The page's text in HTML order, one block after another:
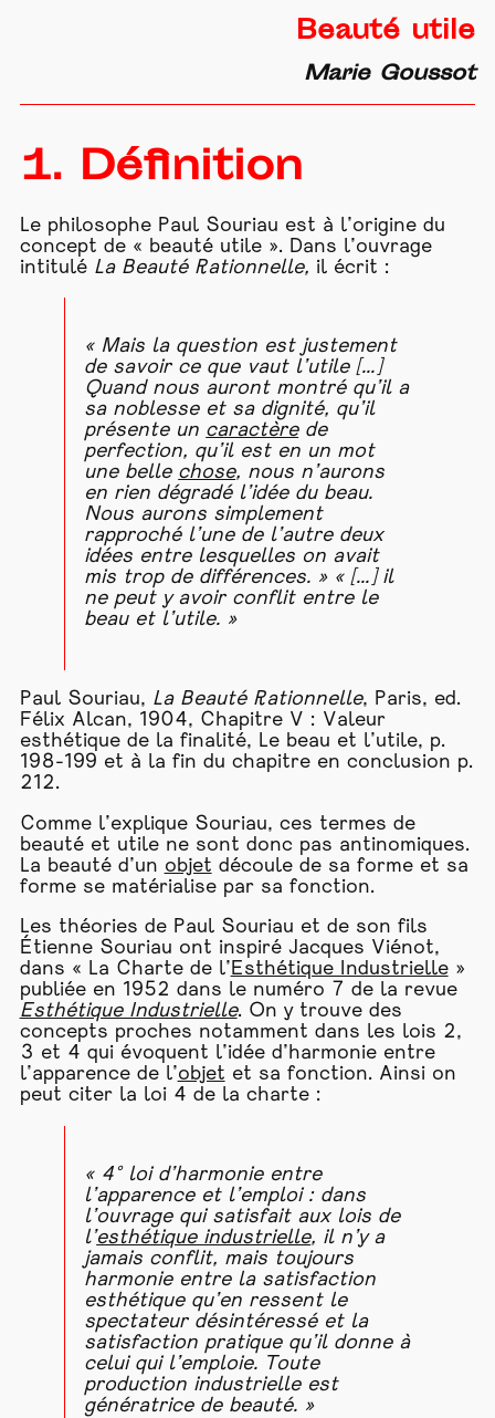
1. Définition
Le philosophe Paul Souriau est à l’origine du
concept de « beauté utile ». Dans l’ouvrage
intitulé La Beauté Rationnelle, il écrit :
« Mais la question est justement
de savoir ce que vaut l’utile [...]
Quand nous auront montré qu’il a
sa noblesse et sa dignité, qu’il
présente un caractèrede
perfection, qu’il est en un mot
une belle chose, nous n’aurons
en rien dégradé l’idée du beau.
Nous aurons simplement
rapproché l’une de l’autre deux
idées entre lesquelles on avait
mis trop de différences. » « [...] il
ne peut y avoir conflit entre le
beau et l’utile. »
Paul Souriau, La Beauté Rationnelle, Paris, ed.
Félix Alcan, 1904, Chapitre V : Valeur
esthétique de la finalité, Le beau et l’utile, p.
198-199 et à la fin du chapitre en conclusion p.
212.
Comme l’explique Souriau, ces termes de
beauté et utile ne sont donc pas antinomiques.
La beauté d’un objet découle de sa forme et sa
forme se matérialise par sa fonction.
Les théories de Paul Souriau et de son fils
Étienne Souriau ont inspiré Jacques Viénot,
dans « La Charte de l’ Esthétique Industrielle»
publiée en 1952 dans le numéro 7 de la revue
Esthétique Industrielle. On y trouve des
concepts proches notamment dans les lois 2,
3 et 4 qui évoquent l’idée d’harmonie entre
l’apparence de l’objet et sa fonction. Ainsi on
peut citer la loi 4 de la charte :
« 4° loi d’harmonie entre
l’apparence et l’emploi : dans
l’ouvrage qui satisfait aux lois de
l’esthétique industrielle, il n’y a
jamais conflit, mais toujours
harmonie entre la satisfaction
esthétique qu’en ressent le
spectateur désintéressé et la
satisfaction pratique qu’il donne à
celui qui l’emploie. Toute
production industrielle est
génératrice de beauté. »
Beauté utile
Marie Goussot